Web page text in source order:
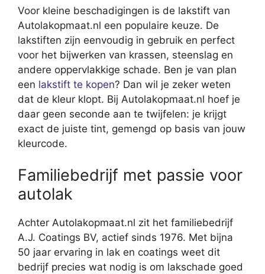
Voor kleine beschadigingen is de lakstift van
Autolakopmaat.nl een populaire keuze. De
lakstiften zijn eenvoudig in gebruik en perfect
voor het bijwerken van krassen, steenslag en
andere oppervlakkige schade. Ben je van plan
een lakstift te kopen? Dan wil je zeker weten
dat de kleur klopt. Bij Autolakopmaat.nl hoef je
daar geen seconde aan te twijfelen: je krijgt
exact de juiste tint, gemengd op basis van jouw
kleurcode.
Familiebedrijf met passie voor
autolak
Achter Autolakopmaat.nl zit het familiebedrijf
A.J. Coatings BV, actief sinds 1976. Met bijna
50 jaar ervaring in lak en coatings weet dit
bedrijf precies wat nodig is om lakschade goed